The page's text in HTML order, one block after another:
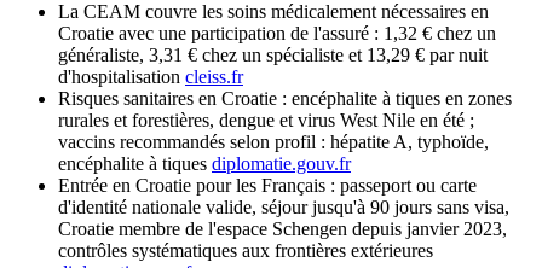
La CEAM couvre les soins médicalement nécessaires en
Croatie avec une participation de l'assuré : 1,32 € chez un
généraliste, 3,31 € chez un spécialiste et 13,29 € par nuit
d'hospitalisation cleiss.fr
Risques sanitaires en Croatie : encéphalite à tiques en zones
rurales et forestières, dengue et virus West Nile en été ;
vaccins recommandés selon profil : hépatite A, typhoïde,
encéphalite à tiques diplomatie.gouv.fr
Entrée en Croatie pour les Français : passeport ou carte
d'identité nationale valide, séjour jusqu'à 90 jours sans visa,
Croatie membre de l'espace Schengen depuis janvier 2023,
contrôles systématiques aux frontières extérieures